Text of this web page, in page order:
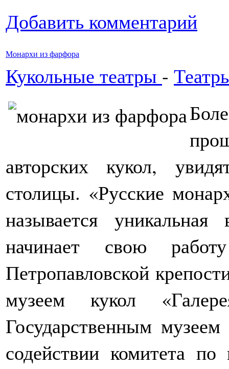
Добавить комментарий
Монархи из фарфора
Кукольные театры -
авторских кукол,
столицы. «Русские
называется
начинает свою
Петропавловской
музеем кукол
Государственным
содействии комитета по